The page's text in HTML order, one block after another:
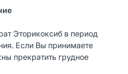
Эторикоксиб в период
Если Вы принимаете
прекратить грудное